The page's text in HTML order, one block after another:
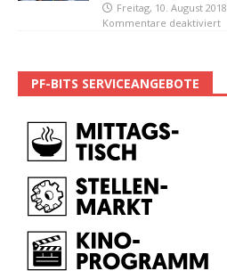
Freitag, 10. August 2018
Kommentare deaktiviert
PF-BITS SERVICEANGEBOTE